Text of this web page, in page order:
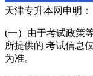
天津专升本网申明：
(一）由于考试政策
所提供的 考试信息
为准。